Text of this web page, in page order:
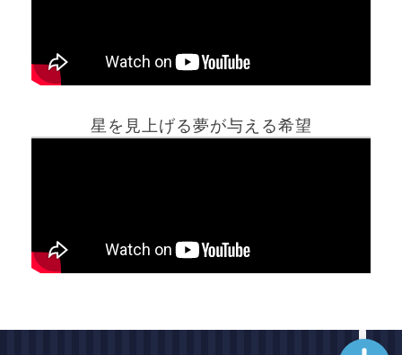
星を見上げる夢が与える希望
ホーム
最新記事動画